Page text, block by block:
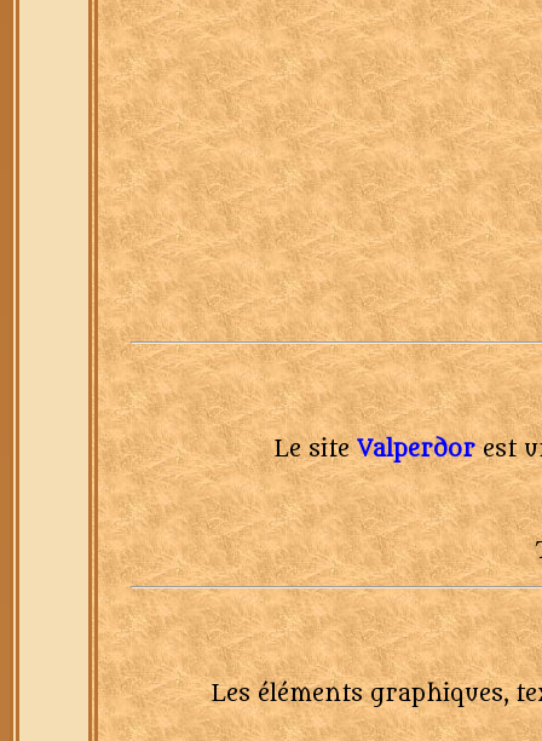
Le siteValperdorest
Les éléments graphiques,